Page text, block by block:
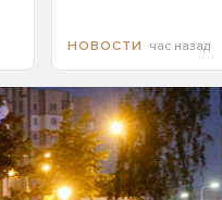
НОВОСТИ час назад